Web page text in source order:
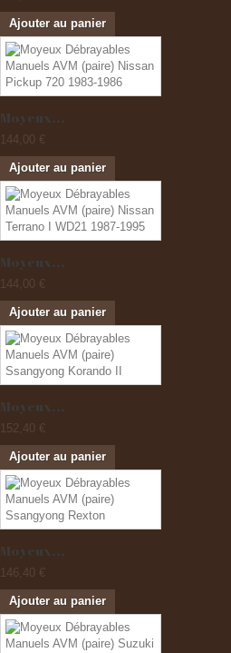
Ajouter au panier
Moyeux...
144,00 €
Ajouter au panier
Moyeux...
144,00 €
Ajouter au panier
Moyeux...
152,40 €
Ajouter au panier
Moyeux...
146,40 €
Ajouter au panier